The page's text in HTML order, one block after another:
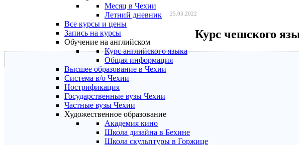
Месяц в Чехии
Летний дневник
Все курсы и цены
Запись на курсы
Обучение на английском
Курс английского языка
Общая информация
Высшее образование в Чехии
Система в/о Чехии
Нострификация
Государственные вузы Чехии
Частные вузы Чехии
Художественное образование
Академия кино
Школа дизайна в Бехине
Школа скульптуры в Горжице
25.03.2022
Курс чешского